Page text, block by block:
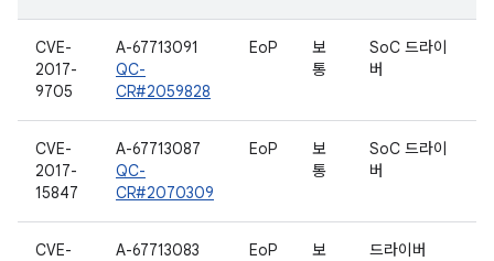
CVE-
2017-
9705
A-67713091
QC-
CR#2059828
EoP
보
통
SoC 드라이
버
CVE-
2017-
15847
A-67713087
QC-
CR#2070309
EoP
보
통
SoC 드라이
버
CVE-
A-67713083
EoP
보
드라이버